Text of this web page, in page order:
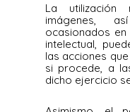
La
imágenes,
ocasionados
intelectual,
las acciones
si procede, a
dicho ejercicio